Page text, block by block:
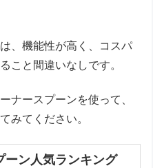
、機能性が高く、コスパ
こと間違いなしです。
ナースプーンを使って、
みてください。
ーン人気ランキング